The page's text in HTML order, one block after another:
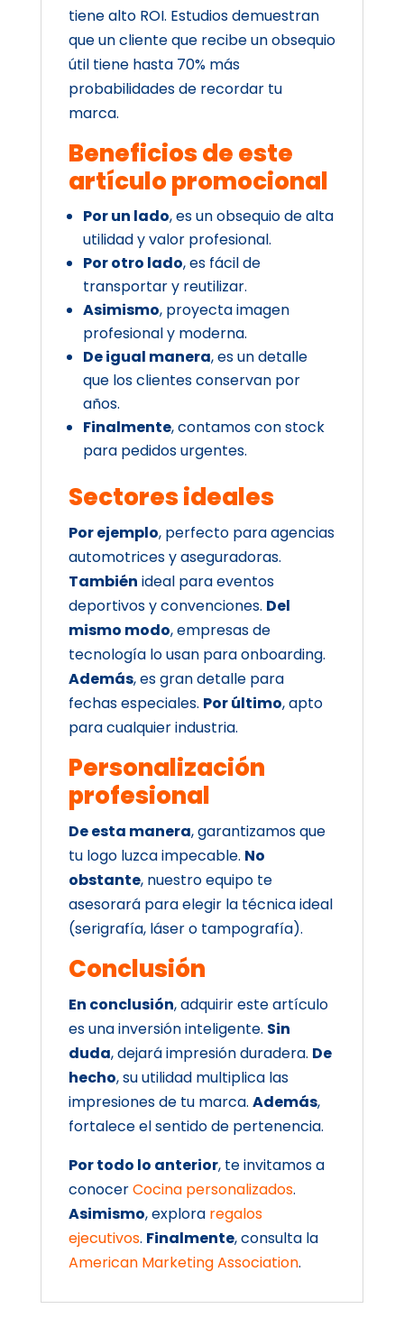
tiene alto ROI. Estudios demuestran
que un cliente que recibe un obsequio
útil tiene hasta 70% más
probabilidades de recordar tu
marca.
Beneficios de este
artículo promocional
Por un lado, es un obsequio de alta
utilidad y valor profesional.
Por otro lado, es fácil de
transportar y reutilizar.
Asimismo, proyecta imagen
profesional y moderna.
De igual manera, es un detalle
que los clientes conservan por
años.
Finalmente, contamos con stock
para pedidos urgentes.
Sectores ideales
Por ejemplo, perfecto para agencias
automotrices y aseguradoras.
También ideal para eventos
deportivos y convenciones. Del
mismo modo, empresas de
tecnología lo usan para onboarding.
Además, es gran detalle para
fechas especiales. Por último, apto
para cualquier industria.
Personalización
profesional
De esta manera, garantizamos que
tu logo luzca impecable. No
obstante, nuestro equipo te
asesorará para elegir la técnica ideal
(serigrafía, láser o tampografía).
Conclusión
En conclusión, adquirir este artículo
es una inversión inteligente. Sin
duda, dejará impresión duradera. De
hecho, su utilidad multiplica las
impresiones de tu marca. Además,
fortalece el sentido de pertenencia.
Por todo lo anterior, te invitamos a
conocerCocina personalizados.
Asimismo, explora regalos
ejecutivos. Finalmente, consulta la
American Marketing Association.